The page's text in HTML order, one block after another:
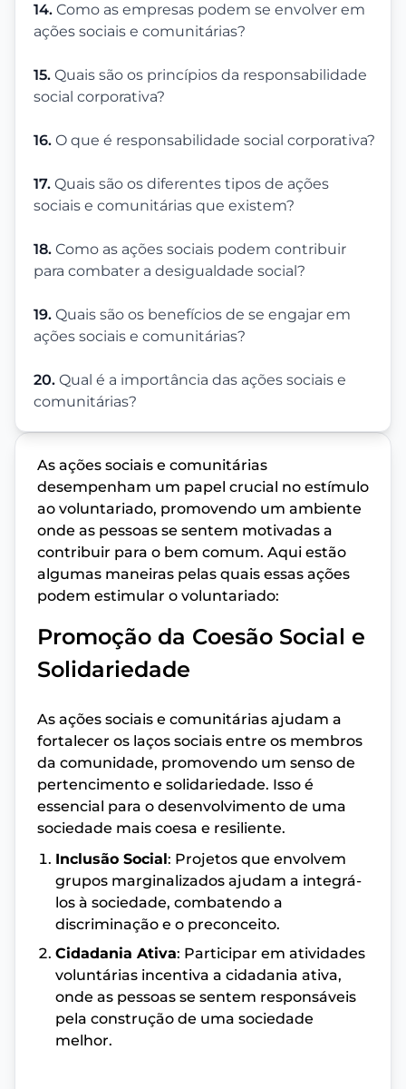
14. Como as empresas podem se envolver em
ações sociais e comunitárias?
15. Quais são os princípios da responsabilidade
social corporativa?
16. O que é responsabilidade social corporativa?
17. Quais são os diferentes tipos de ações
sociais e comunitárias que existem?
18. Como as ações sociais podem contribuir
para combater a desigualdade social?
19. Quais são os benefícios de se engajar em
ações sociais e comunitárias?
20. Qual é a importância das ações sociais e
comunitárias?
As ações sociais e comunitárias
desempenham um papel crucial no estímulo
ao voluntariado, promovendo um ambiente
onde as pessoas se sentem motivadas a
contribuir para o bem comum. Aqui estão
algumas maneiras pelas quais essas ações
podem estimular o voluntariado:
Promoção da Coesão Social e
Solidariedade
As ações sociais e comunitárias ajudam a
fortalecer os laços sociais entre os membros
da comunidade, promovendo um senso de
pertencimento e solidariedade. Isso é
essencial para o desenvolvimento de uma
sociedade mais coesa e resiliente.
Inclusão Social: Projetos que envolvem
grupos marginalizados ajudam a integrá-
los à sociedade, combatendo a
discriminação e o preconceito.
Cidadania Ativa: Participar em atividades
voluntárias incentiva a cidadania ativa,
onde as pessoas se sentem responsáveis
pela construção de uma sociedade
melhor.